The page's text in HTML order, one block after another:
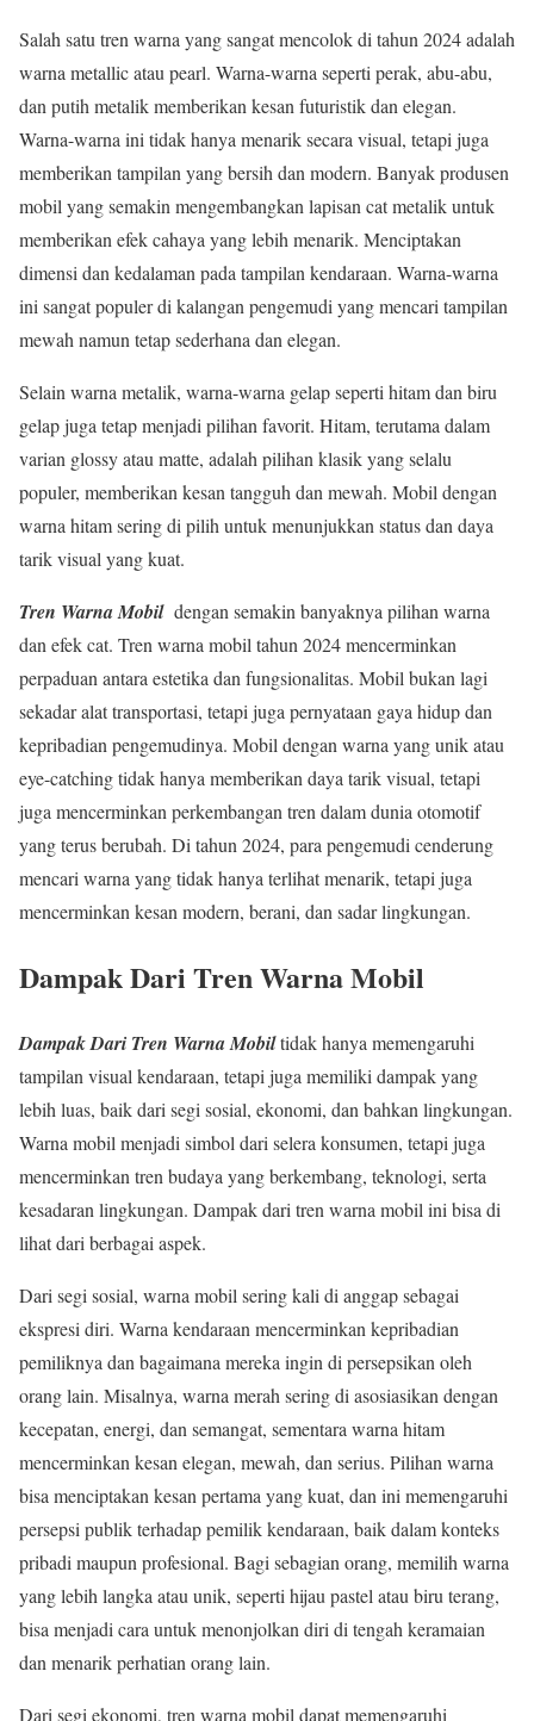
Salah satu tren warna yang sangat mencolok di tahun 2024 adalah
warna metallic atau pearl. Warna-warna seperti perak, abu-abu,
dan putih metalik memberikan kesan futuristik dan elegan.
Warna-warna ini tidak hanya menarik secara visual, tetapi juga
memberikan tampilan yang bersih dan modern. Banyak produsen
mobil yang semakin mengembangkan lapisan cat metalik untuk
memberikan efek cahaya yang lebih menarik. Menciptakan
dimensi dan kedalaman pada tampilan kendaraan. Warna-warna
ini sangat populer di kalangan pengemudi yang mencari tampilan
mewah namun tetap sederhana dan elegan.
Selain warna metalik, warna-warna gelap seperti hitam dan biru
gelap juga tetap menjadi pilihan favorit. Hitam, terutama dalam
varian glossy atau matte, adalah pilihan klasik yang selalu
populer, memberikan kesan tangguh dan mewah. Mobil dengan
warna hitam sering di pilih untuk menunjukkan status dan daya
tarik visual yang kuat.
Tren Warna Mobil dengan semakin banyaknya pilihan warna
dan efek cat. Tren warna mobil tahun 2024 mencerminkan
perpaduan antara estetika dan fungsionalitas. Mobil bukan lagi
sekadar alat transportasi, tetapi juga pernyataan gaya hidup dan
kepribadian pengemudinya. Mobil dengan warna yang unik atau
eye-catching tidak hanya memberikan daya tarik visual, tetapi
juga mencerminkan perkembangan tren dalam dunia otomotif
yang terus berubah. Di tahun 2024, para pengemudi cenderung
mencari warna yang tidak hanya terlihat menarik, tetapi juga
mencerminkan kesan modern, berani, dan sadar lingkungan.
Dampak Dari Tren Warna Mobil
Dampak Dari Tren Warna Mobiltidak hanya memengaruhi
tampilan visual kendaraan, tetapi juga memiliki dampak yang
lebih luas, baik dari segi sosial, ekonomi, dan bahkan lingkungan.
Warna mobil menjadi simbol dari selera konsumen, tetapi juga
mencerminkan tren budaya yang berkembang, teknologi, serta
kesadaran lingkungan. Dampak dari tren warna mobil ini bisa di
lihat dari berbagai aspek.
Dari segi sosial, warna mobil sering kali di anggap sebagai
ekspresi diri. Warna kendaraan mencerminkan kepribadian
pemiliknya dan bagaimana mereka ingin di persepsikan oleh
orang lain. Misalnya, warna merah sering di asosiasikan dengan
kecepatan, energi, dan semangat, sementara warna hitam
mencerminkan kesan elegan, mewah, dan serius. Pilihan warna
bisa menciptakan kesan pertama yang kuat, dan ini memengaruhi
persepsi publik terhadap pemilik kendaraan, baik dalam konteks
pribadi maupun profesional. Bagi sebagian orang, memilih warna
yang lebih langka atau unik, seperti hijau pastel atau biru terang,
bisa menjadi cara untuk menonjolkan diri di tengah keramaian
dan menarik perhatian orang lain.
Dari segi ekonomi, tren warna mobil dapat memengaruhi